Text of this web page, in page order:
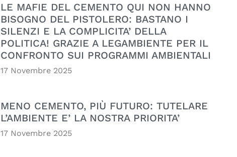
LE MAFIE DEL CEMENTO QUI NON HANNO
BISOGNO DEL PISTOLERO: BASTANO I
SILENZI E LA COMPLICITA’ DELLA
POLITICA! GRAZIE A LEGAMBIENTE PER IL
CONFRONTO SUI PROGRAMMI AMBIENTALI
17 Novembre 2025
MENO CEMENTO, PIÙ FUTURO: TUTELARE
L’AMBIENTE E’ LA NOSTRA PRIORITA’
17 Novembre 2025